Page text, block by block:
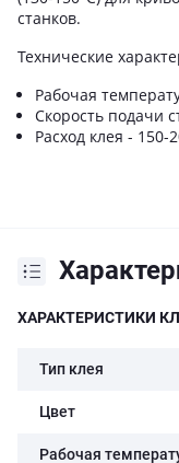
станков.
Технические
Рабочая
Скорость подачи
Расход клея - 150-
ХАРАКТЕРИСТИКИ
Тип клея
Цвет
Рабочая